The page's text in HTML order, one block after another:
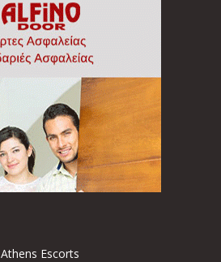
Athens Escorts